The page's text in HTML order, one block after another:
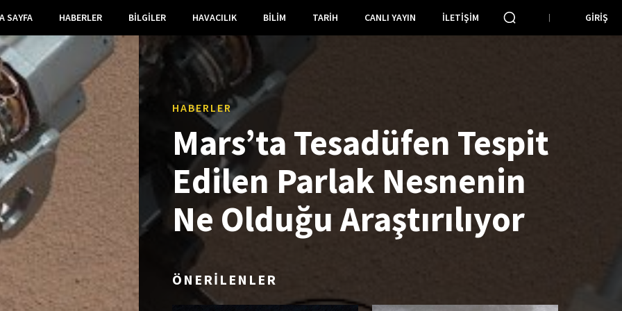
SAYFA HABERLER BILGILER HAVACILIK BILIM TARIH CANLI YAYIN İLETIŞIM GIRIŞ
HABERLER
Mars’ta Tesadüfen Tespit
Edilen Parlak Nesnenin
Ne Olduğu Araştırılıyor
ÖNERİLENLER